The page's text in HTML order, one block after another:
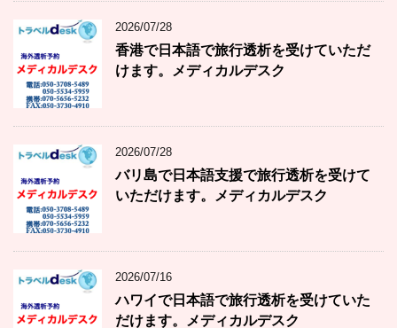
2026/07/28
香港で日本語で旅行透析を受けていただ
けます。メディカルデスク
2026/07/28
バリ島で日本語支援で旅行透析を受けて
いただけます。メディカルデスク
2026/07/16
ハワイで日本語で旅行透析を受けていた
だけます。メディカルデスク